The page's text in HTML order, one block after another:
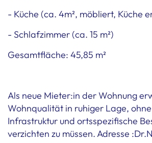
- Küche (ca. 4m², möbliert, Küche
- Schlafzimmer (ca. 15 m²)
Gesamtfläche: 45,85 m²
Als neue Mieter:in der Wohnung
Wohnqualität in ruhiger Lage,
Infrastruktur und ortsspezifische
verzichten zu müssen. Adresse